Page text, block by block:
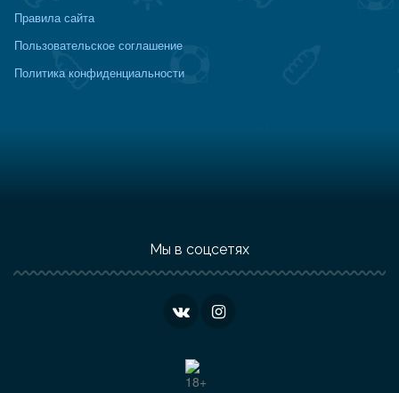
Правила сайта
Пользовательское соглашение
Политика конфиденциальности
Мы в соцсетях